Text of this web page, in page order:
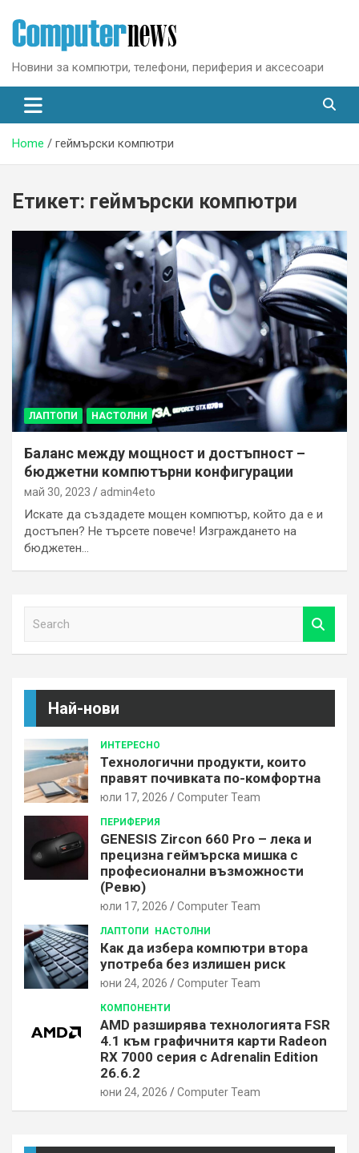
content
Новини за компютри, телефони, периферия и аксесоари
Home геймърски компютри
Етикет: геймърски компютри
ЛАПТОПИ НАСТОЛНИ
Баланс между мощност и достъпност –
бюджетни компютърни конфигурации
май 30, 2023 admin4eto
Искате да създадете мощен компютър, който да е и
достъпен? Не търсете повече! Изграждането на
бюджетен…
Най-нови
ИНТЕРЕСНО
Технологични продукти, които
правят почивката по-комфортна
юли 17, 2026 Computer Team
ПЕРИФЕРИЯ
GENESIS Zircon 660 Pro – лека и
прецизна геймърска мишка с
професионални възможности
(Ревю)
юли 17, 2026 Computer Team
ЛАПТОПИ НАСТОЛНИ
Как да избера компютри втора
употреба без излишен риск
юни 24, 2026 Computer Team
КОМПОНЕНТИ
AMD разширява технологията FSR
4.1 към графичнитя карти Radeon
RX 7000 серия с Adrenalin Edition
26.6.2
юни 24, 2026 Computer Team